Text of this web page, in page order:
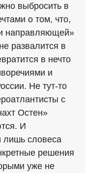
выбросить в
о том, что,
направляющей»
развалится в
в нечто
и
Не тут-то
с
Остен»
И
лишь словеса
решения
уже не